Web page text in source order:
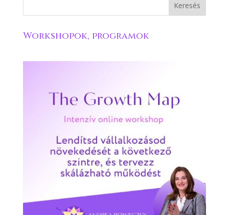
Workshopok, programok